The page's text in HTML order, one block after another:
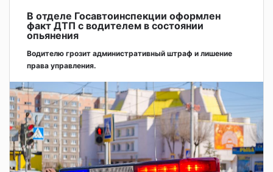
В отделе Госавтоинспекции оформлен
факт ДТП с водителем в состоянии
опьянения
Водителю грозит административный штраф и лишение
права управления.